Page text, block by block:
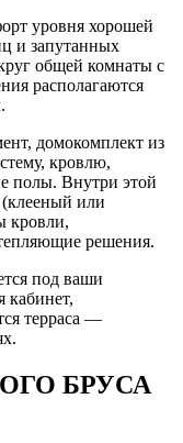
уровня хорошей
и запутанных
общей комнаты с
располагаются
домокомплект из
кровлю,
полы. Внутри этой
или
кровли,
решения.
под ваши
кабинет,
терраса —
БРУСА